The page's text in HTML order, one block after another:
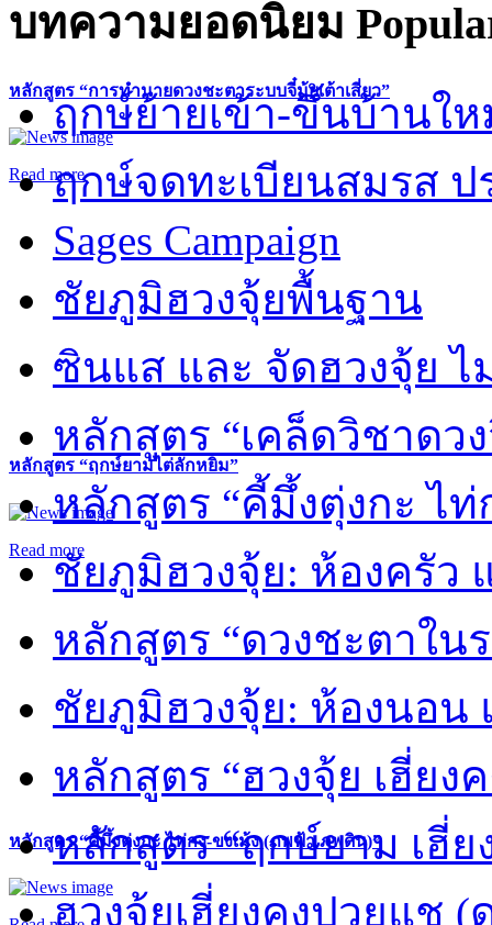
หลักสูตร “การทำนายดวงชะตาระบบจี๋มุ้ยเต้าเสี่ยว”
Read more
หลักสูตร “ฤกษ์ยามไต่ลักหยิ่ม”
Read more
หลักสูตร “คี้มึ้งตุ่งกะ ไท่กง-ขงเม้ง (ภพฟ้า ภพดิน)”
บทความยอดนิยม
ฤกษ์ย้ายเข้า-ขึ้นบ้านให
ฤกษ์จดทะเบียนสมรส ป
Sages Campaign
ชัยภูมิฮวงจุ้ยพื้นฐาน
ซินแส และ จัดฮวงจุ้ย ไ
หลักสูตร “เคล็ดวิชาดว
หลักสูตร “คี้มึ้งตุ่งกะ ไ
ชัยภูมิฮวงจุ้ย: ห้องครัว
หลักสูตร “ดวงชะตาใน
ชัยภูมิฮวงจุ้ย: ห้องนอน
หลักสูตร “ฮวงจุ้ย เฮี่ยง
หลักสูตร “ฤกษ์ยาม เฮี่ย
ฮวงจุ้ยเฮี่ยงคงปวยแช (